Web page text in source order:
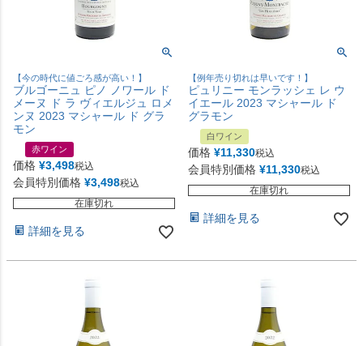
【今の時代に値ごろ感が高い！】
ブルゴーニュ ピノ ノワール ド
メーヌ ド ラ ヴィエルジュ ロメ
ンヌ 2023 マシャール ド グラ
モン
赤ワイン
価格 ¥3,498税込
会員特別価格 ¥3,498税込
在庫切れ
詳細を見る
【例年売り切れは早いです！】
ピュリニー モンラッシェ レ ウ
イエール 2023 マシャール ド
グラモン
白ワイン
価格 ¥11,330税込
会員特別価格 ¥11,330税込
在庫切れ
詳細を見る